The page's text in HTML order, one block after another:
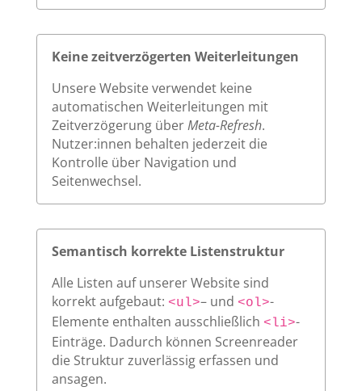
Keine zeitverzögerten Weiterleitungen
Unsere Website verwendet keine
automatischen Weiterleitungen mit
Zeitverzögerung überMeta-Refresh.
Nutzer:innen behalten jederzeit die
Kontrolle über Navigation und
Seitenwechsel.
Semantisch korrekte Listenstruktur
Alle Listen auf unserer Website sind
korrekt aufgebaut: <ul>– und <ol>-
Elemente enthalten ausschließlich <li>-
Einträge. Dadurch können Screenreader
die Struktur zuverlässig erfassen und
ansagen.